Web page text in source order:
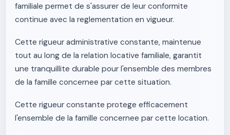
familiale permet de s'assurer de leur conformite
continue avec la reglementation en vigueur.
Cette rigueur administrative constante, maintenue
tout au long de la relation locative familiale, garantit
une tranquillite durable pour l'ensemble des membres
de la famille concernee par cette situation.
Cette rigueur constante protege efficacement
l'ensemble de la famille concernee par cette location.